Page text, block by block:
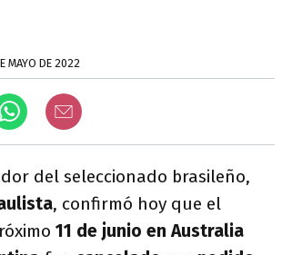
MAYO DE 2022
del seleccionado brasileño,
, confirmó hoy que el
11 de junio en Australia